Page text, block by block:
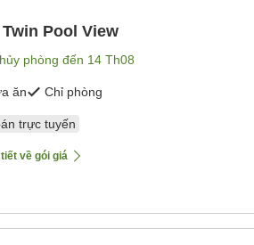
Pool View
phòng đến 14 Th08
ăn Chỉ phòng
trực tuyến
về gói giá